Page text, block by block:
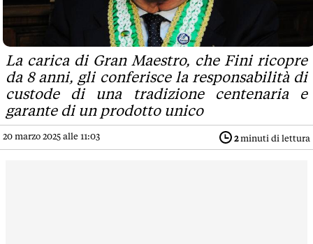
La carica di Gran Maestro, che Fini ricopre
da 8 anni, gli conferisce la responsabilità di
custode di una tradizione centenaria e
garante di un prodotto unico
20 marzo 2025 alle 11:03 2minuti di lettura